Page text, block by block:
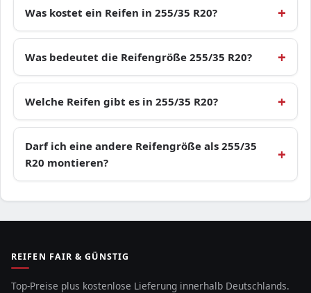
Was kostet ein Reifen in 255/35 R20?
Was bedeutet die Reifengröße 255/35 R20?
Welche Reifen gibt es in 255/35 R20?
Darf ich eine andere Reifengröße als 255/35
R20 montieren?
REIFEN FAIR & GÜNSTIG
Top-Preise plus kostenlose Lieferung innerhalb Deutschlands.